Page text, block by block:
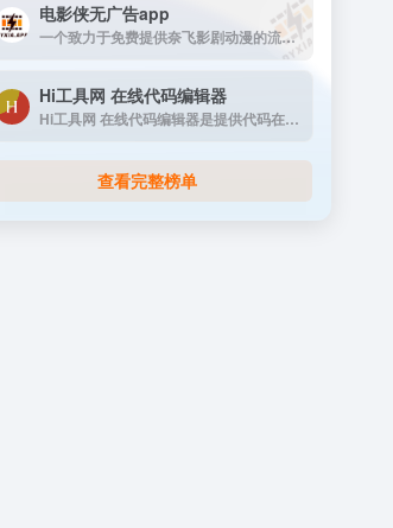
电影侠无广告app
一个致力于免费提供奈飞影剧动漫的流媒体播放平台
Hi工具网 在线代码编辑器
Hi工具网 在线代码编辑器是提供代码在线运行工具
查看完整榜单